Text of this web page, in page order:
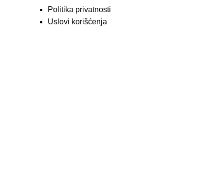
Politika privatnosti
Uslovi korišćenja